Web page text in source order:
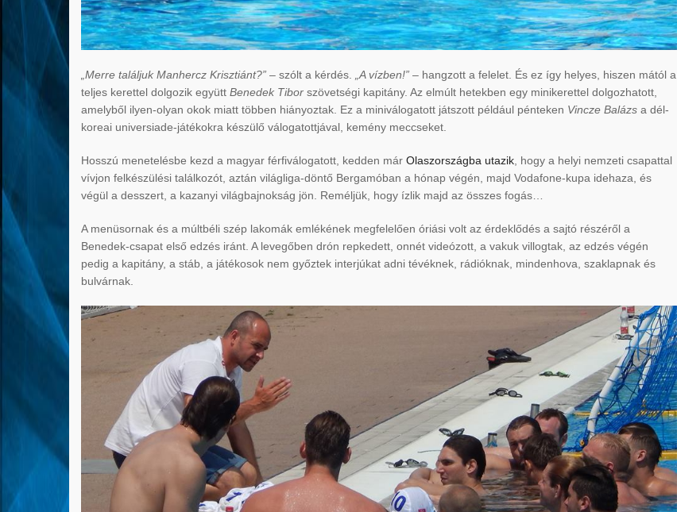
„Merre találjuk Manhercz Krisztiánt?” – szólt a kérdés. „A vízben!” – hangzott a felelet. És ez így helyes, hiszen mától a
teljes kerettel dolgozik együtt Benedek Tibor szövetségi kapitány. Az elmúlt hetekben egy minikerettel dolgozhatott,
amelyből ilyen-olyan okok miatt többen hiányoztak. Ez a miniválogatott játszott például pénteken Vincze Balázs a dél-
koreai universiade-játékokra készülő válogatottjával, kemény meccseket.
Hosszú menetelésbe kezd a magyar férfiválogatott, kedden már Olaszországba utazik , hogy a helyi nemzeti csapattal
vívjon felkészülési találkozót, aztán világliga-döntő Bergamóban a hónap végén, majd Vodafone-kupa idehaza, és
végül a desszert, a kazanyi világbajnokság jön. Reméljük, hogy ízlik majd az összes fogás…
A menüsornak és a múltbéli szép lakomák emlékének megfelelően óriási volt az érdeklődés a sajtó részéről a
Benedek-csapat első edzés iránt. A levegőben drón repkedett, onnét videózott, a vakuk villogtak, az edzés végén
pedig a kapitány, a stáb, a játékosok nem győztek interjúkat adni tévéknek, rádióknak, mindenhova, szaklapnak és
bulvárnak.